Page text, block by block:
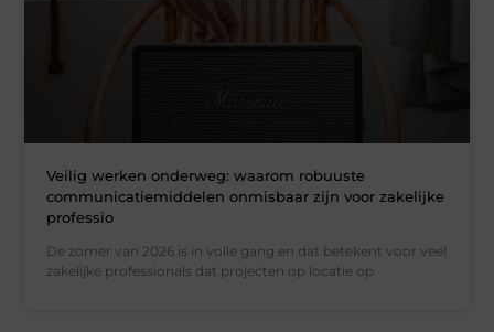
Veilig werken onderweg: waarom robuuste
communicatiemiddelen onmisbaar zijn voor zakelijke
professio
De zomer van 2026 is in volle gang en dat betekent voor veel
zakelijke professionals dat projecten op locatie op